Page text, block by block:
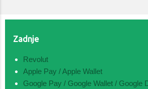
Zadnje
Revolut
Apple Pay / Apple Wallet
Google Pay / Google Wallet / Google